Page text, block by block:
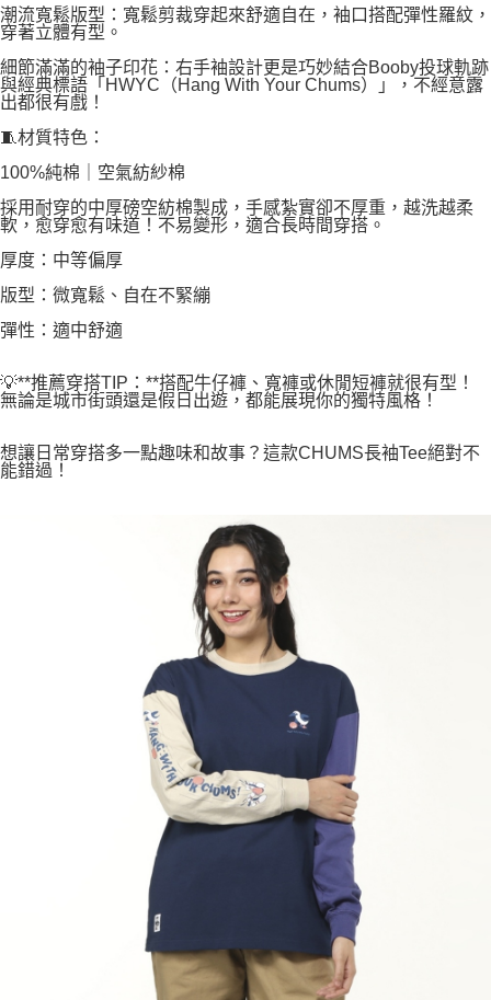
潮流寬鬆版型：寬鬆剪裁穿起來舒適自在，袖口搭配彈性羅紋，
穿著立體有型。
細節滿滿的袖子印花：右手袖設計更是巧妙結合Booby投球軌跡
與經典標語「HWYC（Hang With Your Chums）」，不經意露
出都很有戲！
🧵材質特色：
100%純棉｜空氣紡紗棉
採用耐穿的中厚磅空紡棉製成，手感紮實卻不厚重，越洗越柔
軟，愈穿愈有味道！不易變形，適合長時間穿搭。
厚度：中等偏厚
版型：微寬鬆、自在不緊繃
彈性：適中舒適
💡**推薦穿搭TIP：**搭配牛仔褲、寬褲或休閒短褲就很有型！
無論是城市街頭還是假日出遊，都能展現你的獨特風格！
想讓日常穿搭多一點趣味和故事？這款CHUMS長袖Tee絕對不
能錯過！